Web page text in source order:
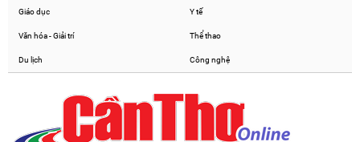
Giáo dục Y tế
Văn hóa - Giải trí Thể thao
Du lịch Công nghệ